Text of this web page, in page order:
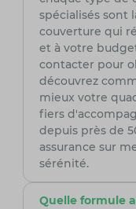
spécialisés sont
couverture qui
et à votre
contacter pour
découvrez
mieux votre
fiers
depuis près de
assurance sur
sérénité.
Quelle formule